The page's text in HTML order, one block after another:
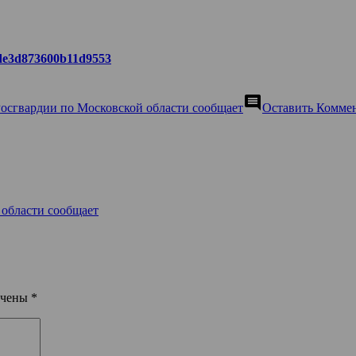
по Московской области сообщаетcomment Оставить
сообщает
*